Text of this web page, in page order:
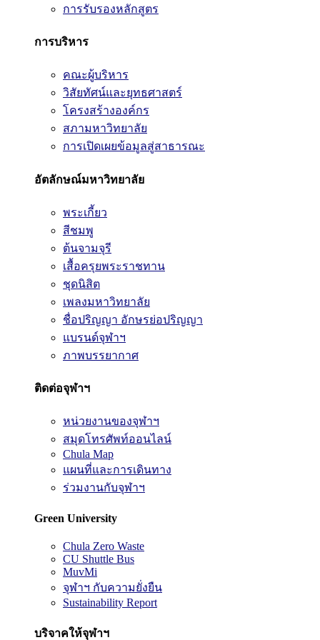
การรับรองหลักสูตร
การบริหาร
คณะผู้บริหาร
วิสัยทัศน์และยุทธศาสตร์
โครงสร้างองค์กร
สภามหาวิทยาลัย
การเปิดเผยข้อมูลสู่สาธารณะ
อัตลักษณ์มหาวิทยาลัย
พระเกี้ยว
สีชมพู
ต้นจามจุรี
เสื้อครุยพระราชทาน
ชุดนิสิต
เพลงมหาวิทยาลัย
ชื่อปริญญา อักษรย่อปริญญา
แบรนด์จุฬาฯ
ภาพบรรยากาศ
ติดต่อจุฬาฯ
หน่วยงานของจุฬาฯ
สมุดโทรศัพท์ออนไลน์
Chula Map
แผนที่และการเดินทาง
ร่วมงานกับจุฬาฯ
Green University
Chula Zero Waste
CU Shuttle Bus
MuvMi
จุฬาฯ กับความยั่งยืน
Sustainability Report
บริจาคให้จุฬาฯ